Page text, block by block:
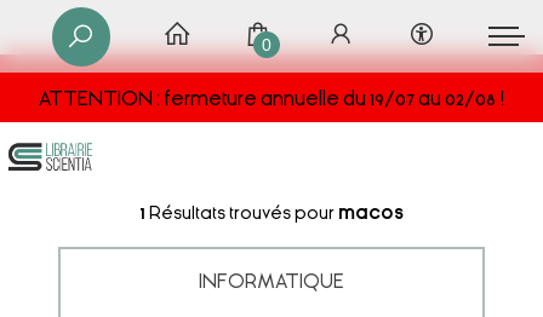
ATTENTION : fermeture annuelle du 19/07 au 02/08 !
0
1 Résultats trouvés pour macos
INFORMATIQUE